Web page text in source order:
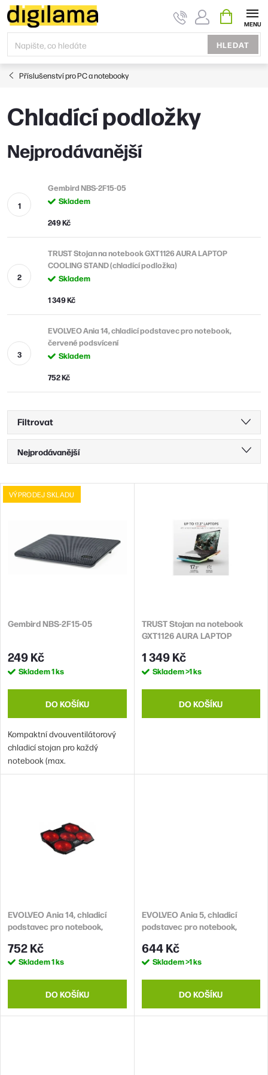
Přejít
na
obsah
HLEDAT
KOŠÍK
Příslušenství pro PC a notebooky
Chladící podložky
Nejprodávanější
Gembird NBS-2F15-05
Skladem
249 Kč
TRUST Stojan na notebook GXT1126 AURA LAPTOP
COOLING STAND (chladící podložka)
Skladem
1 349 Kč
EVOLVEO Ania 14, chladicí podstavec pro notebook,
červené podsvícení
Skladem
752 Kč
Filtrovat
Ř
a
z
e
d
u
k
t
Nejprodávanější
Nejdražší
V
o
d
u
k
ů
VÝPRODEJ SKLADU
Gembird NBS-2F15-05
249 Kč
Skladem1 ks
DO KOŠÍKU
Kompaktní dvouventilátorový
chladicí stojan pro každý
notebook (max.
15,6")Ergonomický design s
přehřátí notebookuS
praktickým USB průchozím
konektoremLED podsvícení
TRUST Stojan na notebook
GXT1126 AURA LAPTOP
podložka)
1 349 Kč
Skladem>1 ks
DO KOŠÍKU
EVOLVEO Ania 14, chladicí
podstavec pro notebook,
752 Kč
Skladem1 ks
DO KOŠÍKU
EVOLVEO Ania 5, chladicí
podstavec pro notebook,
644 Kč
Skladem>1 ks
DO KOŠÍKU